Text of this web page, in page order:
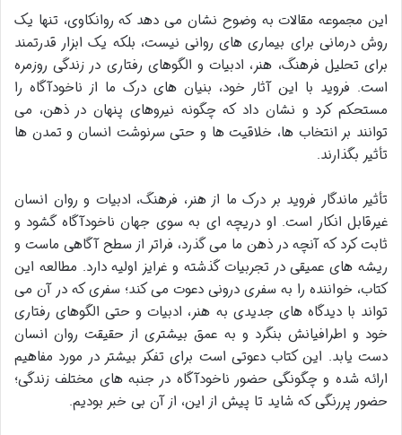
این مجموعه مقالات به وضوح نشان می دهد که روانکاوی، تنها یک
روش درمانی برای بیماری های روانی نیست، بلکه یک ابزار قدرتمند
برای تحلیل فرهنگ، هنر، ادبیات و الگوهای رفتاری در زندگی روزمره
است. فروید با این آثار خود، بنیان های درک ما از ناخودآگاه را
مستحکم کرد و نشان داد که چگونه نیروهای پنهان در ذهن، می
توانند بر انتخاب ها، خلاقیت ها و حتی سرنوشت انسان و تمدن ها
تأثیر بگذارند.
تأثیر ماندگار فروید بر درک ما از هنر، فرهنگ، ادبیات و روان انسان
غیرقابل انکار است. او دریچه ای به سوی جهان ناخودآگاه گشود و
ثابت کرد که آنچه در ذهن ما می گذرد، فراتر از سطح آگاهی ماست و
ریشه های عمیقی در تجربیات گذشته و غرایز اولیه دارد. مطالعه این
کتاب، خواننده را به سفری درونی دعوت می کند؛ سفری که در آن می
تواند با دیدگاه های جدیدی به هنر، ادبیات و حتی الگوهای رفتاری
خود و اطرافیانش بنگرد و به عمق بیشتری از حقیقت روان انسان
دست یابد. این کتاب دعوتی است برای تفکر بیشتر در مورد مفاهیم
ارائه شده و چگونگی حضور ناخودآگاه در جنبه های مختلف زندگی؛
حضور پررنگی که شاید تا پیش از این، از آن بی خبر بودیم.